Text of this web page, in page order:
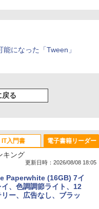
になった「Tween」
戻る
Neo A18 Proチッ
ノートブック：AIとAppl
ために設計、Liquid Ret
、8GBユニファイドメモ
ード - 800 Robux 【限
テムを含む】 【オンラ
】 ロブロックス | オン
IT入門書
公式テキスト 第４版
電子書籍リーダー
キング
更新日時：2026/08/08 18:05
Paperwhite (16GB) 7イ
、色調調節ライト、12
ー、広告なし、ブラッ